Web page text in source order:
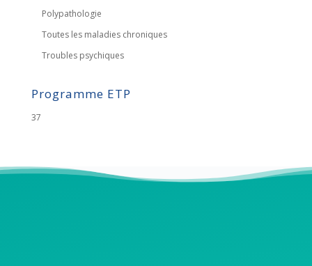
Polypathologie
Toutes les maladies chroniques
Troubles psychiques
Programme ETP
37